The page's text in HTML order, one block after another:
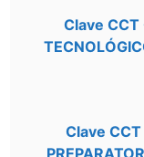
Clave CCT
Clave CCT